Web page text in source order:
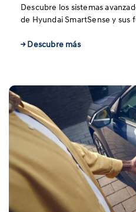
Descubre los sistemas
de Hyundai SmartSense y sus
→ Descubre más